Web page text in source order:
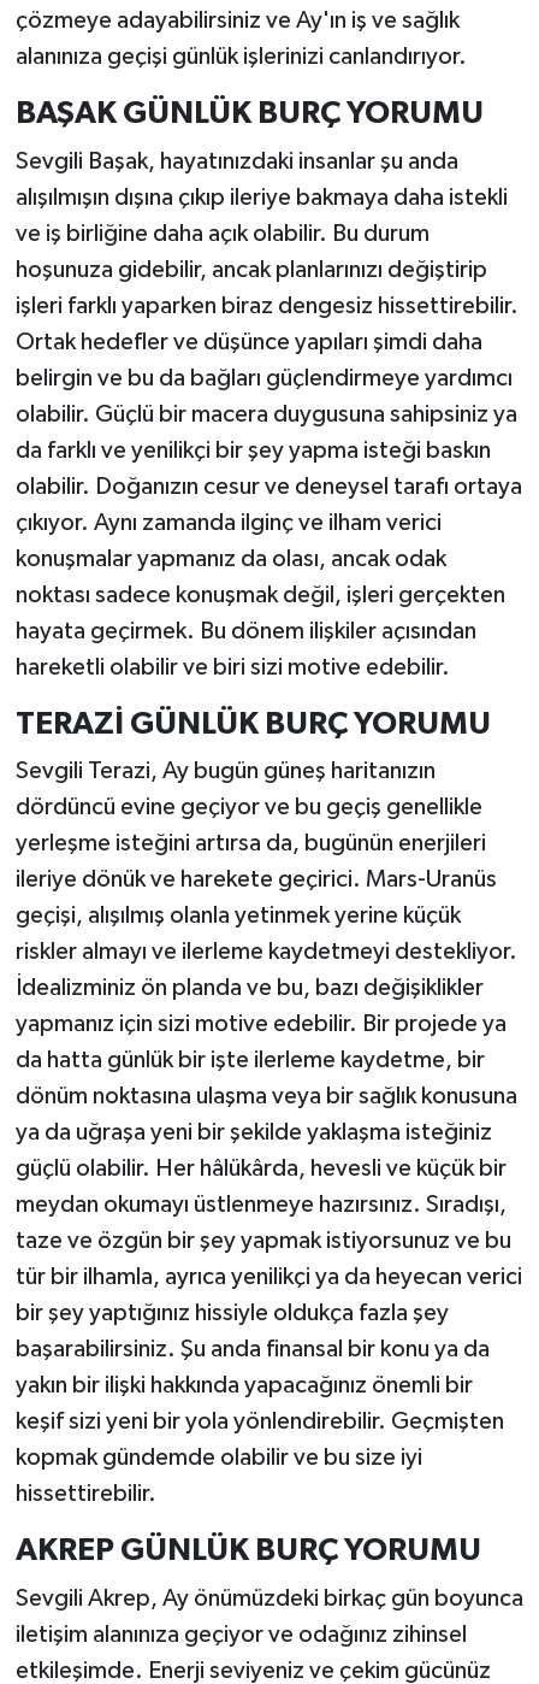
çözmeye adayabilirsiniz ve Ay'ın iş ve sağlık
alanınıza geçişi günlük işlerinizi canlandırıyor.
BAŞAK GÜNLÜK BURÇ YORUMU
Sevgili Başak, hayatınızdaki insanlar şu anda
alışılmışın dışına çıkıp ileriye bakmaya daha istekli
ve iş birliğine daha açık olabilir. Bu durum
hoşunuza gidebilir, ancak planlarınızı değiştirip
işleri farklı yaparken biraz dengesiz hissettirebilir.
Ortak hedefler ve düşünce yapıları şimdi daha
belirgin ve bu da bağları güçlendirmeye yardımcı
olabilir. Güçlü bir macera duygusuna sahipsiniz ya
da farklı ve yenilikçi bir şey yapma isteği baskın
olabilir. Doğanızın cesur ve deneysel tarafı ortaya
çıkıyor. Aynı zamanda ilginç ve ilham verici
konuşmalar yapmanız da olası, ancak odak
noktası sadece konuşmak değil, işleri gerçekten
hayata geçirmek. Bu dönem ilişkiler açısından
hareketli olabilir ve biri sizi motive edebilir.
TERAZİ GÜNLÜK BURÇ YORUMU
Sevgili Terazi, Ay bugün güneş haritanızın
dördüncü evine geçiyor ve bu geçiş genellikle
yerleşme isteğini artırsa da, bugünün enerjileri
ileriye dönük ve harekete geçirici. Mars-Uranüs
geçişi, alışılmış olanla yetinmek yerine küçük
riskler almayı ve ilerleme kaydetmeyi destekliyor.
İdealizminiz ön planda ve bu, bazı değişiklikler
yapmanız için sizi motive edebilir. Bir projede ya
da hatta günlük bir işte ilerleme kaydetme, bir
dönüm noktasına ulaşma veya bir sağlık konusuna
ya da uğraşa yeni bir şekilde yaklaşma isteğiniz
güçlü olabilir. Her hâlükârda, hevesli ve küçük bir
meydan okumayı üstlenmeye hazırsınız. Sıradışı,
taze ve özgün bir şey yapmak istiyorsunuz ve bu
tür bir ilhamla, ayrıca yenilikçi ya da heyecan verici
bir şey yaptığınız hissiyle oldukça fazla şey
başarabilirsiniz. Şu anda finansal bir konu ya da
yakın bir ilişki hakkında yapacağınız önemli bir
keşif sizi yeni bir yola yönlendirebilir. Geçmişten
kopmak gündemde olabilir ve bu size iyi
hissettirebilir.
AKREP GÜNLÜK BURÇ YORUMU
Sevgili Akrep, Ay önümüzdeki birkaç gün boyunca
iletişim alanınıza geçiyor ve odağınız zihinsel
etkileşimde. Enerji seviyeniz ve çekim gücünüz